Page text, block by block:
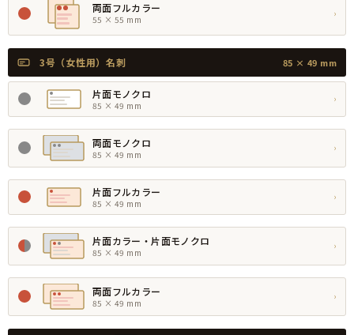
両面フルカラー
55 × 55 mm
›
3号（女性用）名刺 85 × 49 mm
片面モノクロ
85 × 49 mm
›
両面モノクロ
85 × 49 mm
›
片面フルカラー
85 × 49 mm
›
片面カラー・片面モノクロ
85 × 49 mm
›
両面フルカラー
85 × 49 mm
›